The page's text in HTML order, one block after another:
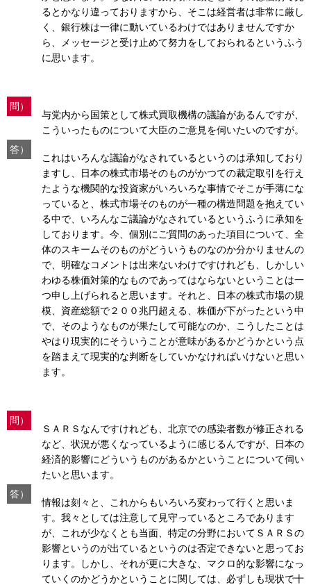
るとかなり違っておりますから、そこは経営者は非常に厳し
く、銀行株は一律に動いているわけではありませんですか
ら、メッセージと受け止めて努力をしておられるというふう
に思います。
問）
与党内から国策として株式買取機構の議論があるんですが、
こういったものについて大臣のご意見を伺いたいのですが。
答）
これはいろんな議論がなされているというのは承知しており
ますし、日本の株式市場そのものがかつての裁定取引を行え
たような機関的な投資家がいろいろな事情でそこが手薄にな
っていると、株式市場そのものが一種の構造問題を抱えてい
る中で、いろんなご議論がなされているというふうに承知を
しております。今、個別にご質問のあった項目について、全
体のスキームそのものがどういうものなのか分かりませんの
で、明確なコメントは出来ないわけですけれども、しかしい
わゆる株価対策的なものであってはならないということは一
つ申し上げられると思います。それと、日本の株式市場の規
模、資産総額で２００兆円超える、株価が下がったという中
で、そのようなものが果たして可能なのか、こうしたことは
やはり現実的にそういうことが意味があるかどうかという点
を踏まえて現実的な判断をしていかなければいけないと思い
ます。
問）
ＳＡＲＳなんですけれども、北京での感染者数が修正される
など、状況が悪くなっているように感じるんですが、日本の
経済的影響にどういうものがあるかということについて伺い
たいと思います。
答）
情報は刻々と、これからもいろいろ変わって行くと思いま
す。我々としては注意して見守っているところであります
が、これが少なくとも当面、特定の分野においてＳＡＲＳの
影響というのが出ているというのは否定できないと思ってお
ります。しかし、それが更に大きな、マクロ的な影響になっ
ていくのかどうかということに関しては、必ずしも現状で十